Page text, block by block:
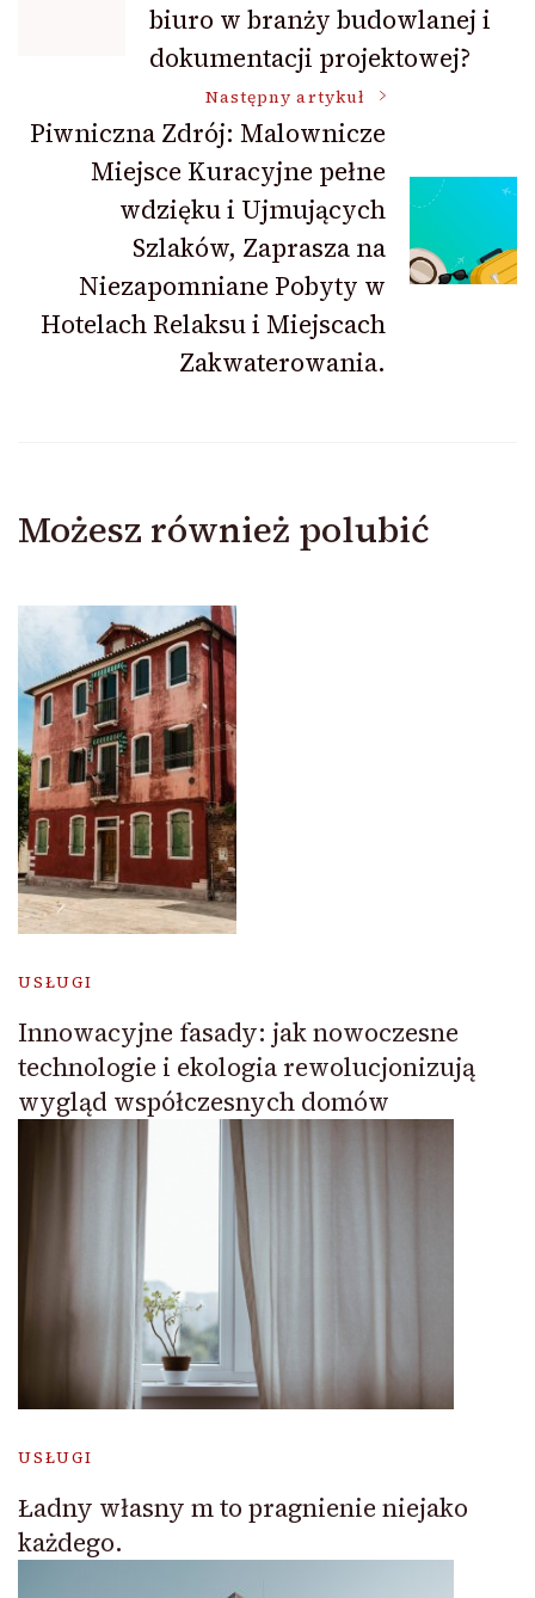
wpisubiuro w branży budowlanej i
dokumentacji projektowej?
Następny artykuł
Piwniczna Zdrój: Malownicze
Miejsce Kuracyjne pełne
wdzięku i Ujmujących
Szlaków, Zaprasza na
Niezapomniane Pobyty w
Hotelach Relaksu i Miejscach
Zakwaterowania.
Możesz również polubić
USŁUGI
Innowacyjne fasady: jak nowoczesne
technologie i ekologia rewolucjonizują
wygląd współczesnych domów
USŁUGI
Ładny własny m to pragnienie niejako
każdego.